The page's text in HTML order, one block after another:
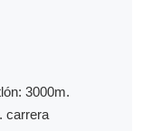
3000m.
carrera